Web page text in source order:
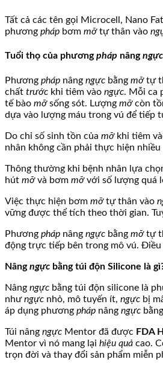
Tất cả các tên gọi Microcell, Nano
phương pháp bơm mỡtự thân vào
Tuổi thọ của phươngpháp nângngực
Phương pháp nâng ngực bằng mỡtự
chất trước khi tiêm vào ngực. Mỗi ca
tế bào mỡsống sót. Lượng mỡcòn
dựa vào lượng máu trong vú để tiếp
Do chỉ số sinh tồn của mỡ khi tiêm
nhân không cần phải thực hiện
Thông thường khi bệnh nhân lựa
hút mỡvà bơm mỡvới số lượng quá
Việc thực hiện bơm mỡtự thân vào
vững được thể tích theo thời gian.
Phương pháp nâng ngực bằng mỡtự
động trực tiếp bên trong mô vú. Điều
Nângngực bằng túi độn Silicone là
Nâng ngực bằng túi độn silicone là
nhưngực nhỏ, mô tuyến ít, ngực bị
áp dụng phương pháp nâng ngực
Túi nâng ngực Mentor đã được FDA
Mentor vì nó mang lại hiệu quả cao.
trọn đời và thay đổi sản phẩm miễn